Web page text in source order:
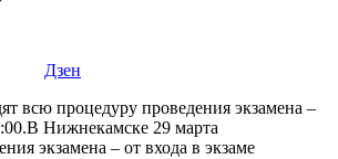
Дзен
всю процедуру проведения экзамена –
Нижнекамске 29 марта
экзамена – от входа в экзаме